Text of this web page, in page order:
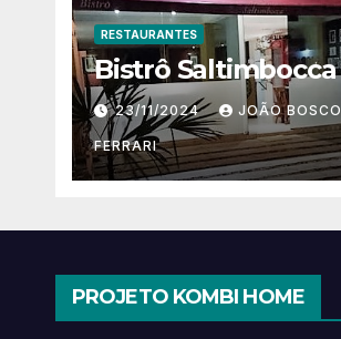
RESTAURANTES
Bistrô Saltimbocca
23/11/2024 JOÃO BOSCO
FERRARI
PROJETO KOMBI HOME